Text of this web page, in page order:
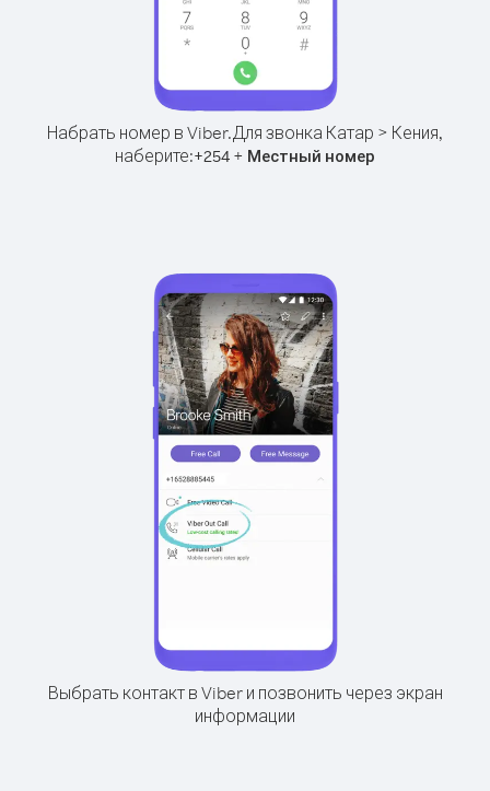
Набрать номер в Viber.Для звонка Катар > Кения,
наберите:+254 + Местный номер
Выбрать контакт в Viber и позвонить через экран
информации